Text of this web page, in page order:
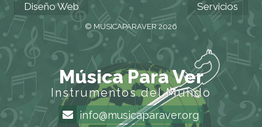
Diseño Web
Servicios
© MUSICAPARAVER 2026
Música Para Ver
Instrumentos del Mundo
info@musicaparaver.org